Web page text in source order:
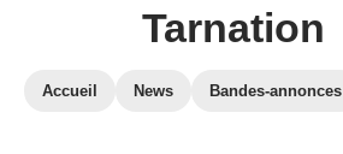
Tarnation
Accueil News Bandes-annonces